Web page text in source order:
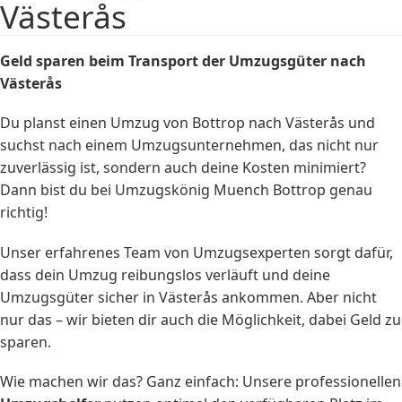
Västerås
Geld sparen beim Transport der Umzugsgüter nach
Västerås
Du planst einen Umzug von Bottrop nach Västerås und
suchst nach einem Umzugsunternehmen, das nicht nur
zuverlässig ist, sondern auch deine Kosten minimiert?
Dann bist du bei Umzugskönig Muench Bottrop genau
richtig!
Unser erfahrenes Team von Umzugsexperten sorgt dafür,
dass dein Umzug reibungslos verläuft und deine
Umzugsgüter sicher in Västerås ankommen. Aber nicht
nur das – wir bieten dir auch die Möglichkeit, dabei Geld zu
sparen.
Wie machen wir das? Ganz einfach: Unsere professionellen